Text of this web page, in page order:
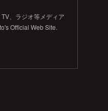
、ラジオ等メディア
Official Web Site.